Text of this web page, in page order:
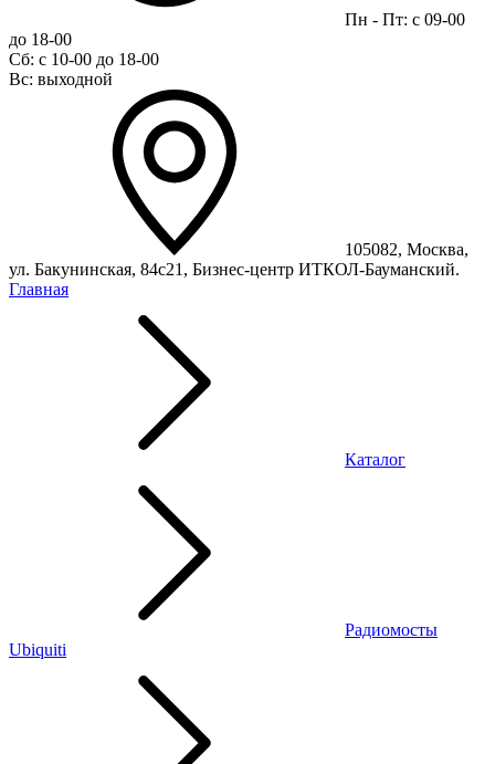
Пн - Пт: с 09-00
до 18-00
Сб: с 10-00 до 18-00
Вс: выходной
105082, Москва,
ул. Бакунинская, 84с21, Бизнес-центр ИТКОЛ-Бауманский.
Главная
Каталог
Радиомосты
Ubiquiti